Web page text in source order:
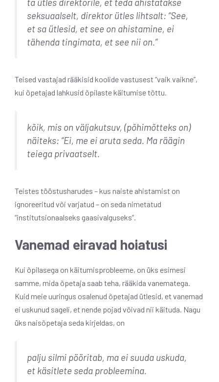
ta ütles direktorile, et teda ahistatakse
seksuaalselt, direktor ütles lihtsalt: “See,
et sa ütlesid, et see on ahistamine, ei
tähenda tingimata, et see nii on.”
Teised vastajad rääkisid koolide vastusest “vaik vaikne”,
kui õpetajad lahkusid õpilaste käitumise tõttu.
kõik, mis on väljakutsuv, (põhimõtteks on)
näiteks: “Ei, me ei aruta seda. Ma räägin
teiega privaatselt.
Teistes tööstusharudes – kus naiste ahistamist on
ignoreeritud või varjatud – on seda nimetatud
“institutsionaalseks gaasivalguseks”.
Vanemad eiravad hoiatusi
Kui õpilasega on käitumisprobleeme, on üks esimesi
samme, mida õpetaja saab teha, rääkida vanematega.
Kuid meie uuringus osalenud õpetajad ütlesid, et vanemad
ei uskunud sageli, et nende pojad võivad nii käituda. Nagu
üks naisõpetaja seda kirjeldas, on
palju silmi pööritab, ma ei suuda uskuda,
et käsitlete seda probleemina.